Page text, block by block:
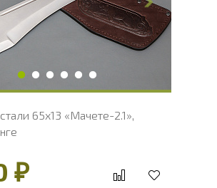
мм
32.8
мм
124.8
мм
25.1
клинка, HRC
54 - 56 HRC
65х13 «Мачете-2.1»,
₽